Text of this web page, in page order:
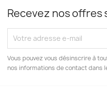
Recevez nos offres
Vous pouvez vous désinscrire à
nos informations de contact dans